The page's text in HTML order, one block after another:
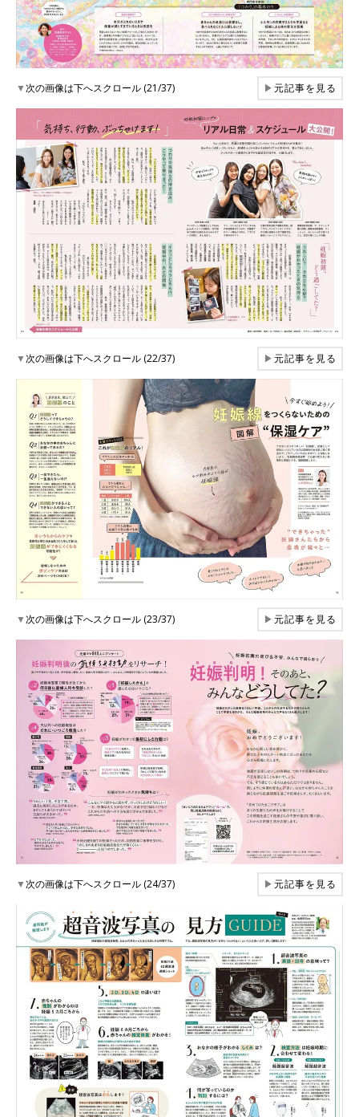
▼次の画像は下へスクロール (21/37) ▶元記事を見る
▼次の画像は下へスクロール (22/37) ▶元記事を見る
▼次の画像は下へスクロール (23/37) ▶元記事を見る
▼次の画像は下へスクロール (24/37) ▶元記事を見る